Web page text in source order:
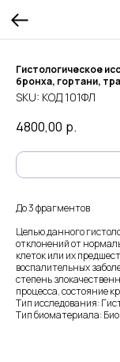
Гистологическое
бронха, гортани,
SKU: КОД 101ФЛ
4800,00 р.
До 3 фрагментов
Целью данного
отклонений от
клеток или их
воспалительных
степень
процесса, состояние
Тип исследования:
Тип биоматериала: